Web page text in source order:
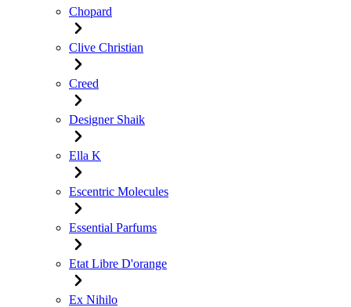
Chopard
Clive Christian
Creed
Designer Shaik
Ella K
Escentric Molecules
Essential Parfums
Etat Libre D'orange
Ex Nihilo